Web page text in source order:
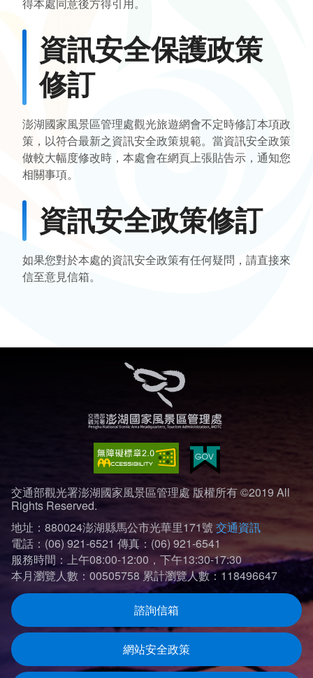
得本處同意後方得引用。
資訊安全保護政策
修訂
澎湖國家風景區管理處觀光旅遊網會不定時修訂本項政
策，以符合最新之資訊安全政策規範。當資訊安全政策
做較大幅度修改時，本處會在網頁上張貼告示，通知您
相關事項。
資訊安全政策修訂
如果您對於本處的資訊安全政策有任何疑問，請直接來
信至意見信箱。
交通部觀光署澎湖國家風景區管理處 版權所有 ©2019 All
Rights Reserved.
地址：880024澎湖縣馬公市光華里171號 交通資訊
電話：(06) 921-6521 傳真：(06) 921-6541
服務時間：上午08:00-12:00，下午13:30-17:30
本月瀏覽人數：00505758 累計瀏覽人數：118496647
諮詢信箱
網站安全政策